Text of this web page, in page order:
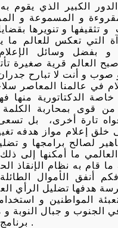
الكبير الذي يقوم
و المسموعة و
و تثقيفها و تنويرها
التي تعكس للعالم ما
و بفضل وسائل
العالم قرية صغيرة
و أنت لا تبارح
في عالمنا المعاصر
خاصة الدكتاتورية منها
قوى بمحاربة الكلمة
تارة أخرى، بل
خلق إعلام مواز هدفه
لصالح برامجها و
ما أمكنها إلى
قام به نظام الإنقاذ
أنفق الأموال
هدفها تضليل الرأي
المواطنين و
الجنوب و جبال النوبة و
برنامج ساحات الفداء .